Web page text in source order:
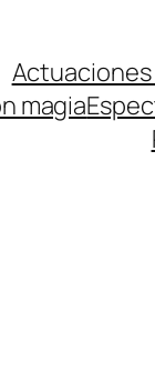
magia